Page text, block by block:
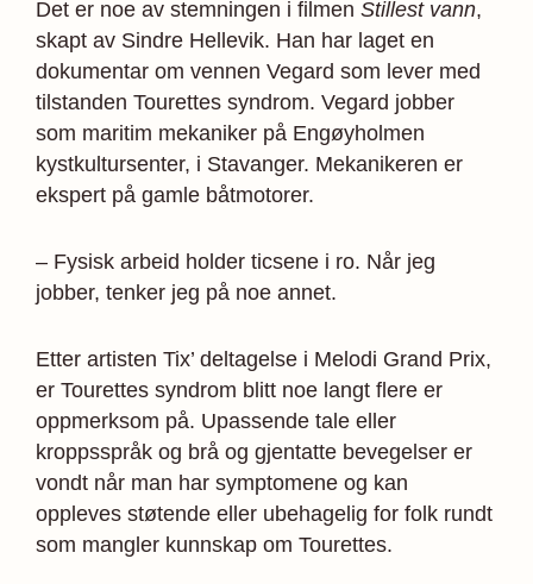
Det er noe av stemningen i filmen Stillest vann,
skapt av Sindre Hellevik. Han har laget en
dokumentar om vennen Vegard som lever med
tilstanden Tourettes syndrom. Vegard jobber
som maritim mekaniker på Engøyholmen
kystkultursenter, i Stavanger. Mekanikeren er
ekspert på gamle båtmotorer.
– Fysisk arbeid holder ticsene i ro. Når jeg
jobber, tenker jeg på noe annet.
Etter artisten Tix’ deltagelse i Melodi Grand Prix,
er Tourettes syndrom blitt noe langt flere er
oppmerksom på. Upassende tale eller
kroppsspråk og brå og gjentatte bevegelser er
vondt når man har symptomene og kan
oppleves støtende eller ubehagelig for folk rundt
som mangler kunnskap om Tourettes.